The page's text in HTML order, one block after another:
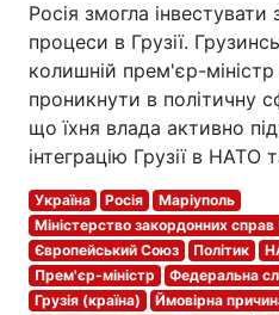
Росія змогла інвестувати
процеси в Грузії.
колишній прем'єр-міністр
проникнути в політичну
що їхня влада активно
інтеграцію Грузії в
Україна Росія
Маріуполь
Міністерство закордонних справ
Європейський Союз
Політик
Прем'єр-міністр
Федеральна
Грузія (країна)
Ймовірна